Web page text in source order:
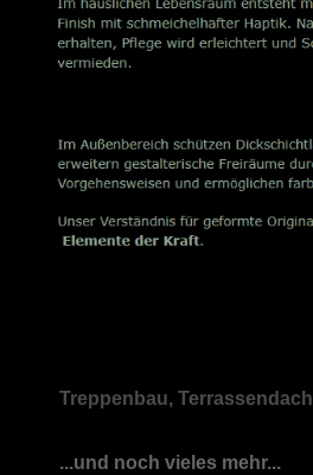
Treppenbau, Terrassendach
...und noch vieles mehr...